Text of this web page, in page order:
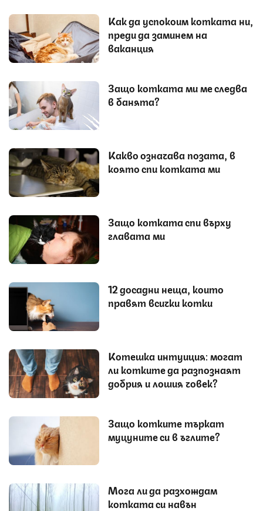
Как да успокоим котката ни,
преди да заминем на
ваканция
Защо котката ми ме следва
в банята?
Какво означава позата, в
която спи котката ми
Защо котката спи върху
главата ми
12 досадни неща, които
правят всички котки
Котешка интуиция: могат
ли котките да разпознаят
добрия и лошия човек?
Защо котките търкат
муцуните си в ъглите?
Мога ли да разхождам
котката си навън